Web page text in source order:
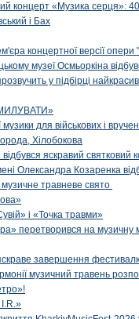
концерт «Музика серця»:
і Бах
концертної версії
музеї Осмьоркіна
у підбірці
для військових і
Хілобокова
яскравий
Олександра Козаренка
травневе свято
і «Точка травми»
перетворився на музичну
завершення
музичний травень